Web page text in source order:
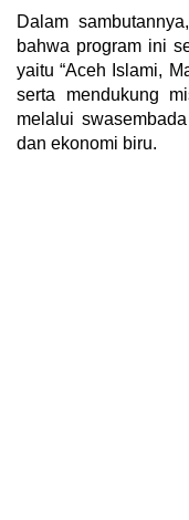
Dalam
bahwa program ini
yaitu “Aceh Islami,
serta mendukung
melalui
dan ekonomi biru.